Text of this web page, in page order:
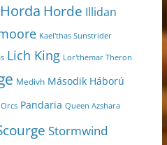
Horda Horde Illidan
Kael'thas Sunstrider
Lich King Lor'themar Theron
Medivh Második Háború
Orcs Pandaria Queen Azshara
Stormwind